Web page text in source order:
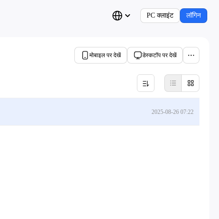
PC क्लाइंट लॉगिन
मोबाइल पर देखें डेस्कटॉप पर देखें
2025-08-26 07:22